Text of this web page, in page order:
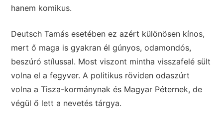
hanem komikus.
Deutsch Tamás esetében ez azért különösen kínos,
mert ő maga is gyakran él gúnyos, odamondós,
beszúró stílussal. Most viszont mintha visszafelé sült
volna el a fegyver. A politikus röviden odaszúrt
volna a Tisza-kormánynak és Magyar Péternek, de
végül ő lett a nevetés tárgya.